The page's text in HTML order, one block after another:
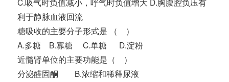
利于静脉血液回流
糖吸收的主要分子形式是 （ ）
A.多糖 B.寡糖 C.单糖 D.淀粉
近髓肾单位的主要功能是（ ）
分泌醛固酮 B.浓缩和稀释尿液